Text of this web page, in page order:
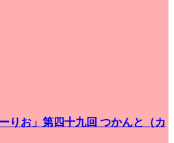
りお」第四十九回 つかんと（カ